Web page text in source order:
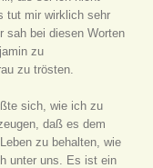
tut mir wirklich sehr
sah bei diesen Worten
zu
zu trösten.
sich, wie ich zu
daß es dem
zu behalten, wie
unter uns. Es ist ein